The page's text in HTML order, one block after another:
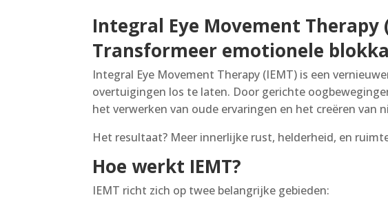
Integral Eye Movement Therapy
Transformeer emotionele
Integral Eye Movement Therapy (IEMT) is een
overtuigingen los te laten. Door gerichte
het verwerken van oude ervaringen en het creëren van
Het resultaat? Meer innerlijke rust, helderheid, en
Hoe werkt IEMT?
IEMT richt zich op twee belangrijke gebieden: